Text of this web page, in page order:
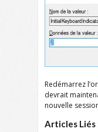
Redémarrez
devrait
nouvelle
Articles Liés